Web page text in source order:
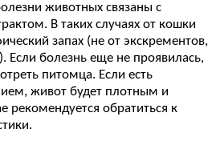
животных связаны с
В таких случаях от кошки
запах (не от экскрементов,
Если болезнь еще не проявилась,
питомца. Если есть
живот будет плотным и
рекомендуется обратиться к